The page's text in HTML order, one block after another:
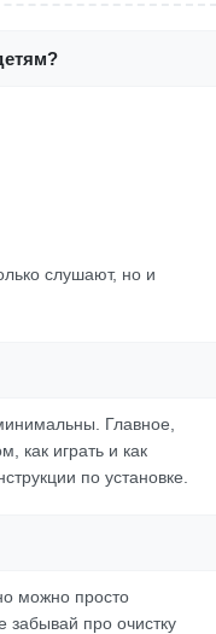
слушают, но и
Главное,
как играть и как
по установке.
можно просто
забывай про очистку